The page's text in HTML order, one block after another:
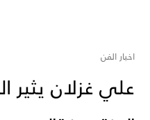
اخبار الفن
علي غزلان يثير